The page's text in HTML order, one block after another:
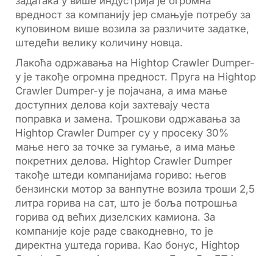
вредност за компанију јер смањује потребу за
куповином више возила за различите задатке,
штедећи велику количину новца.
Лакоћа одржавања на Hightop Crawler Dumper-
у је такође огромна предност. Пруга на Hightop
Crawler Dumper-у је појачана, а има мање
доступних делова који захтевају честа
поправка и замена. Трошкови одржавања за
Hightop Crawler Dumper су у просеку 30%
мање него за точке за гумање, а има мање
покретних делова. Hightop Crawler Dumper
такође штеди компанијама гориво: његов
бензински мотор за ванпутне возила троши 2,5
литра горива на сат, што је боља потрошња
горива од већих дизелских камиона. За
компаније које раде свакодневно, то је
директна уштеда горива. Као бонус, Hightop